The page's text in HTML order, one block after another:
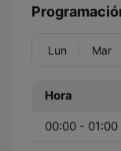
Lun Mar
Hora
00:00 - 01:00